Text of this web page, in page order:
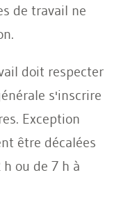
de travail ne
doit respecter
s'inscrire
Exception
être décalées
ou de 7 h à